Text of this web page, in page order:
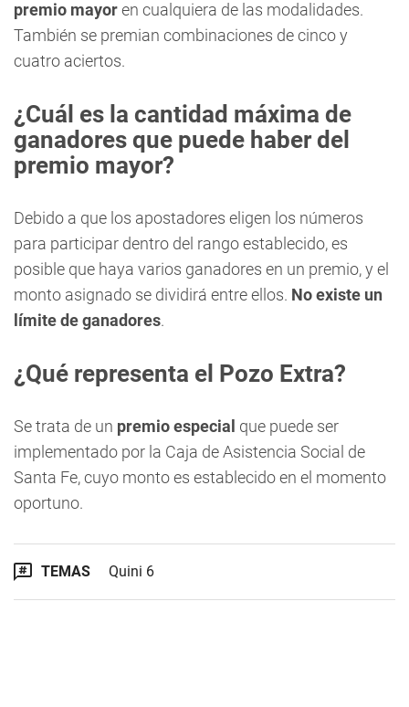
premio mayoren cualquiera de las modalidades.
También se premian combinaciones de cinco y
cuatro aciertos.
¿Cuál es la cantidad máxima de
ganadores que puede haber del
premio mayor?
Debido a que los apostadores eligen los números
para participar dentro del rango establecido, es
posible que haya varios ganadores en un premio, y el
monto asignado se dividirá entre ellos. No existe un
límite de ganadores.
¿Qué representa el Pozo Extra?
Se trata de un premio especial que puede ser
implementado por la Caja de Asistencia Social de
Santa Fe, cuyo monto es establecido en el momento
oportuno.
TEMAS Quini 6